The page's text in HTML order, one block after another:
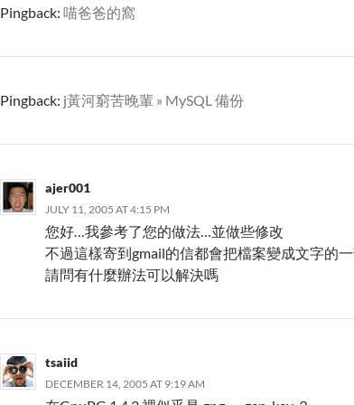
Pingback: 喵爸爸的窩
Pingback: j黃河窮苦晚輩 » MySQL 備份
ajer001
JULY 11, 2005 AT 4:15 PM
您好…我參考了您的做法…並做些修改
不過這樣寄到gmail的信都會把檔案變成文字的
請問有什麼辦法可以解決嗎
tsaiid
DECEMBER 14, 2005 AT 9:19 AM